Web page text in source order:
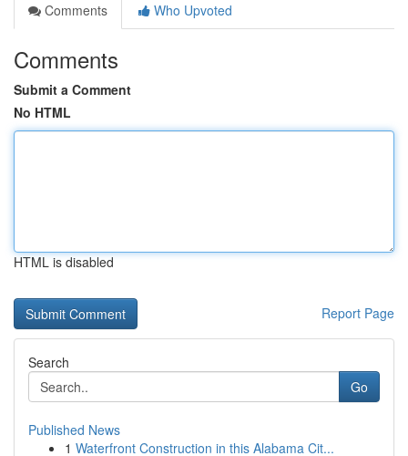
Comments
Who Upvoted
Comments
Submit a Comment
No HTML
HTML is disabled
Report Page
Search
Go
Published News
1 Waterfront Construction in this Alabama Cit...